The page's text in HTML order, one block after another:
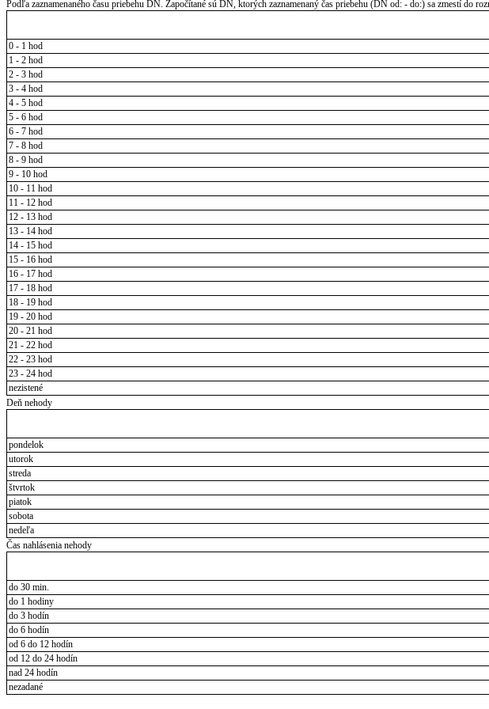
Podľa zaznamenaného času priebehu DN. Započítané sú DN, ktorých zaznamenaný čas priebehu (DN od: - do:) sa zmestí do
0 - 1 hod
1 - 2 hod
2 - 3 hod
3 - 4 hod
4 - 5 hod
5 - 6 hod
6 - 7 hod
7 - 8 hod
8 - 9 hod
9 - 10 hod
10 - 11 hod
11 - 12 hod
12 - 13 hod
13 - 14 hod
14 - 15 hod
15 - 16 hod
16 - 17 hod
17 - 18 hod
18 - 19 hod
19 - 20 hod
20 - 21 hod
21 - 22 hod
22 - 23 hod
23 - 24 hod
nezistené
Deň nehody
pondelok
utorok
streda
štvrtok
piatok
sobota
nedeľa
Čas nahlásenia nehody
do 30 min.
do 1 hodiny
do 3 hodín
do 6 hodín
od 6 do 12 hodín
od 12 do 24 hodín
nad 24 hodín
nezadané